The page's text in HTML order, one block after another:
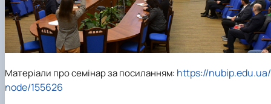
Матеріали про семінар за посиланням: https://nubip.edu.ua/
node/155626